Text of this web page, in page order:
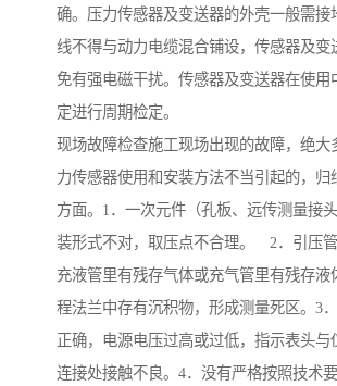
确。压力传感器及变送器的外壳一般需接
线不得与动力电缆混合铺设，传感器及变
免有强电磁干扰。传感器及变送器在使用
定进行周期检定。
现场故障检查施工现场出现的故障，绝大
力传感器使用和安装方法不当引起的，归
方面。1．一次元件（孔板、远传测量接
装形式不对，取压点不合理。 2．引压管
充液管里有残存气体或充气管里有残存液
程法兰中存有沉积物，形成测量死区。3
正确，电源电压过高或过低，指示表头与
连接处接触不良。4．没有严格按照技术